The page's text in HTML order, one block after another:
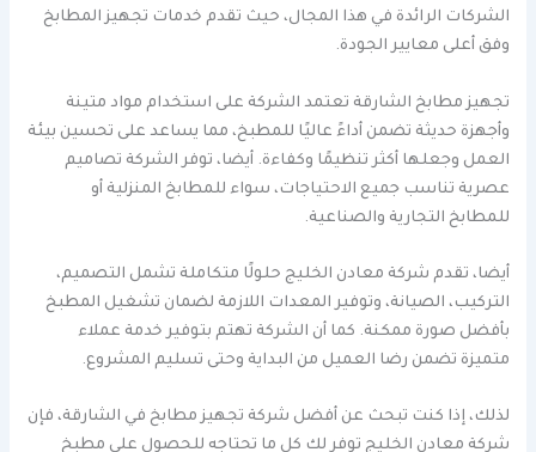
الشركات الرائدة في هذا المجال، حيث تقدم خدمات تجهيز المطابخ
وفق أعلى معايير الجودة.
تجهيز مطابخ الشارقة تعتمد الشركة على استخدام مواد متينة
وأجهزة حديثة تضمن أداءً عاليًا للمطبخ، مما يساعد على تحسين بيئة
العمل وجعلها أكثر تنظيمًا وكفاءة. أيضا، توفر الشركة تصاميم
عصرية تناسب جميع الاحتياجات، سواء للمطابخ المنزلية أو
للمطابخ التجارية والصناعية.
أيضا، تقدم شركة معادن الخليج حلولًا متكاملة تشمل التصميم،
التركيب، الصيانة، وتوفير المعدات اللازمة لضمان تشغيل المطبخ
بأفضل صورة ممكنة. كما أن الشركة تهتم بتوفير خدمة عملاء
متميزة تضمن رضا العميل من البداية وحتى تسليم المشروع.
لذلك، إذا كنت تبحث عن أفضل شركة تجهيز مطابخ في الشارقة، فإن
شركة معادن الخليج توفر لك كل ما تحتاجه للحصول على مطبخ